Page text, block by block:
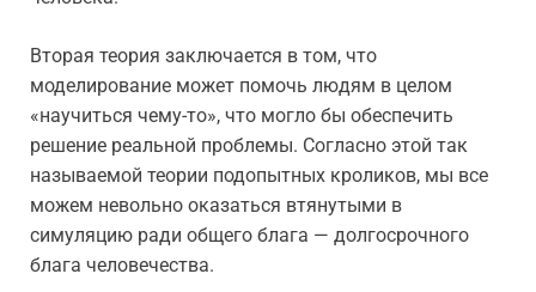
Вторая теория заключается в том, что
моделирование может помочь людям в целом
«научиться чему-то», что могло бы обеспечить
решение реальной проблемы. Согласно этой так
называемой теории подопытных кроликов, мы все
можем невольно оказаться втянутыми в
симуляцию ради общего блага — долгосрочного
блага человечества.